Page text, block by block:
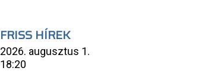
FRISS HÍREK
2026. augusztus 1.
18:20